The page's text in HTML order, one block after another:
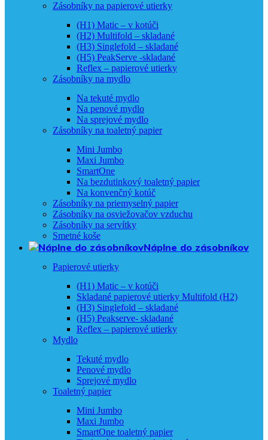
Zásobníky na papierové utierky
(H1) Matic – v kotúči
(H2) Multifold – skladané
(H3) Singlefold – skladané
(H5) PeakServe -skladané
Reflex – papierové utierky
Zásobníky na mydlo
Na tekuté mydlo
Na penové mydlo
Na sprejové mydlo
Zásobníky na toaletný papier
Mini Jumbo
Maxi Jumbo
SmartOne
Na bezdutinkový toaletný papier
Na konvenčný kotúč
Zásobníky na priemyselný papier
Zásobníky na osviežovačov vzduchu
Zásobníky na servítky
Smetné koše
Náplne do zásobníkov
Papierové utierky
(H1) Matic – v kotúči
Skladané papierové utierky Multifold (H2)
(H3) Singlefold – skladané
(H5) Peakserve- skladané
Reflex – papierové utierky
Mydlo
Tekuté mydlo
Penové mydlo
Sprejové mydlo
Toaletný papier
Mini Jumbo
Maxi Jumbo
SmartOne toaletný papier